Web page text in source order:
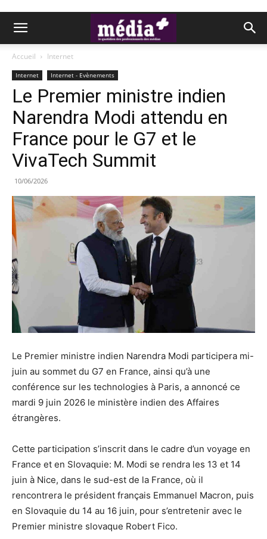
Accueil Internet
Internet Internet - Evènements
Le Premier ministre indien
Narendra Modi attendu en
France pour le G7 et le
VivaTech Summit
10/06/2026
Le Premier ministre indien Narendra Modi participera mi-
juin au sommet du G7 en France, ainsi qu’à une
conférence sur les technologies à Paris, a annoncé ce
mardi 9 juin 2026 le ministère indien des Affaires
étrangères.
Cette participation s’inscrit dans le cadre d’un voyage en
France et en Slovaquie: M. Modi se rendra les 13 et 14
juin à Nice, dans le sud-est de la France, où il
rencontrera le président français Emmanuel Macron, puis
en Slovaquie du 14 au 16 juin, pour s’entretenir avec le
Premier ministre slovaque Robert Fico.